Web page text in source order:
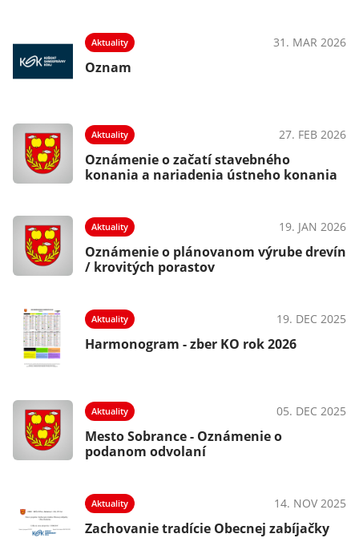
Aktuality 31. MAR 2026
Oznam
Aktuality 27. FEB 2026
Oznámenie o začatí stavebného
konania a nariadenia ústneho konania
Aktuality 19. JAN 2026
Oznámenie o plánovanom výrube drevín
/ krovitých porastov
Aktuality 19. DEC 2025
Harmonogram - zber KO rok 2026
Aktuality 05. DEC 2025
Mesto Sobrance - Oznámenie o
podanom odvolaní
Aktuality 14. NOV 2025
Zachovanie tradície Obecnej zabíjačky